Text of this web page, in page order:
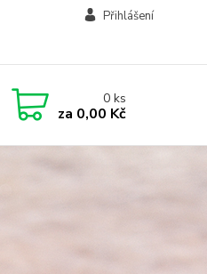
Přihlášení
0ks
za 0,00 Kč